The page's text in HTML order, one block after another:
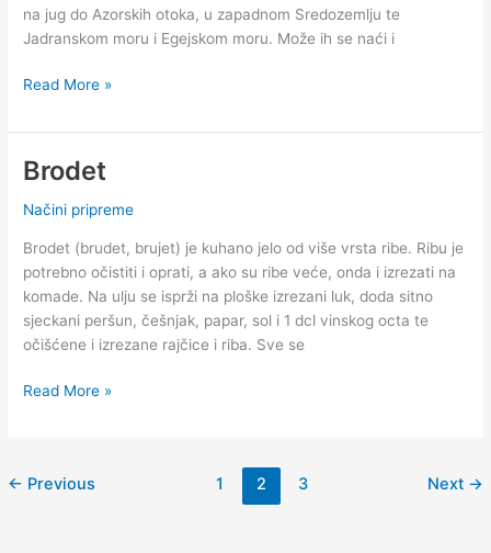
na jug do Azorskih otoka, u zapadnom Sredozemlju te
Jadranskom moru i Egejskom moru. Može ih se naći i
Jastog
Read More »
Brodet
Načini pripreme
Brodet (brudet, brujet) je kuhano jelo od više vrsta ribe. Ribu je
potrebno očistiti i oprati, a ako su ribe veće, onda i izrezati na
komade. Na ulju se isprži na ploške izrezani luk, doda sitno
sjeckani peršun, češnjak, papar, sol i 1 dcl vinskog octa te
očišćene i izrezane rajčice i riba. Sve se
Brodet
Read More »
← Previous 1 2 3 Next →